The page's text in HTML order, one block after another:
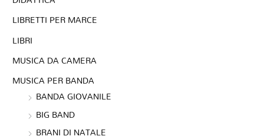
LIBRETTI PER MARCE
LIBRI
MUSICA DA CAMERA
MUSICA PER BANDA
BANDA GIOVANILE
BIG BAND
BRANI DI NATALE